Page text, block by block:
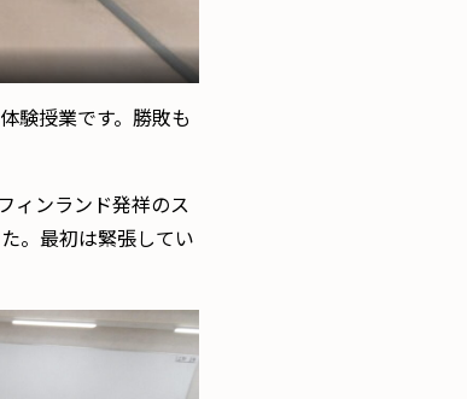
験授業です。勝敗も
ィンランド発祥のス
。最初は緊張してい